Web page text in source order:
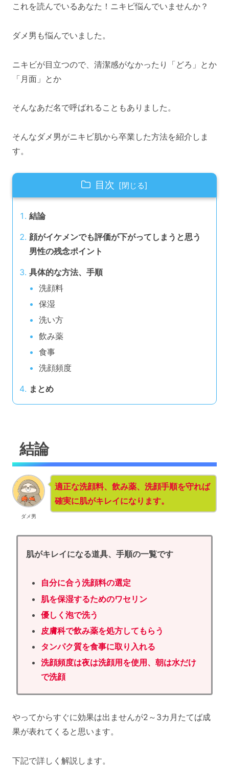
これを読んでいるあなた！ニキビ悩んでいませんか？
ダメ男も悩んでいました。
ニキビが目立つので、清潔感がなかったり「どろ」とか
「月面」とか
そんなあだ名で呼ばれることもありました。
そんなダメ男がニキビ肌から卒業した方法を紹介しま
す。
目次
結論
顔がイケメンでも評価が下がってしまうと思う
男性の残念ポイント
具体的な方法、手順
洗顔料
保湿
洗い方
飲み薬
食事
洗顔頻度
まとめ
結論
ダメ男
適正な洗顔料、飲み薬、洗顔手順を守れば
確実に肌がキレイになります。
肌がキレイになる道具、手順の一覧です
自分に合う洗顔料の選定
肌を保湿するためのワセリン
優しく泡で洗う
皮膚科で飲み薬を処方してもらう
タンパク質を食事に取り入れる
洗顔頻度は夜は洗顔用を使用、朝は水だけ
で洗顔
やってからすぐに効果は出ませんが2～3カ月たてば成
果が表れてくると思います。
下記で詳しく解説します。